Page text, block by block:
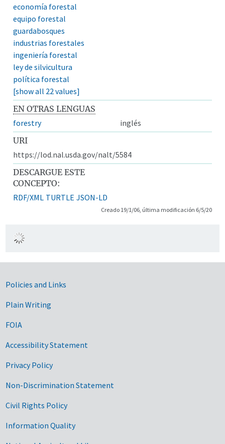
economía forestal
equipo forestal
guardabosques
industrias forestales
ingeniería forestal
ley de silvicultura
política forestal
[show all 22 values]
EN OTRAS LENGUAS
forestry
inglés
URI
https://lod.nal.usda.gov/nalt/5584
DESCARGUE ESTE
CONCEPTO:
RDF/XML TURTLE JSON-LD
Creado 19/1/06, última modificación 6/5/20
Government Links
Policies and Links
Plain Writing
FOIA
Accessibility Statement
Privacy Policy
Non-Discrimination Statement
Civil Rights Policy
Information Quality